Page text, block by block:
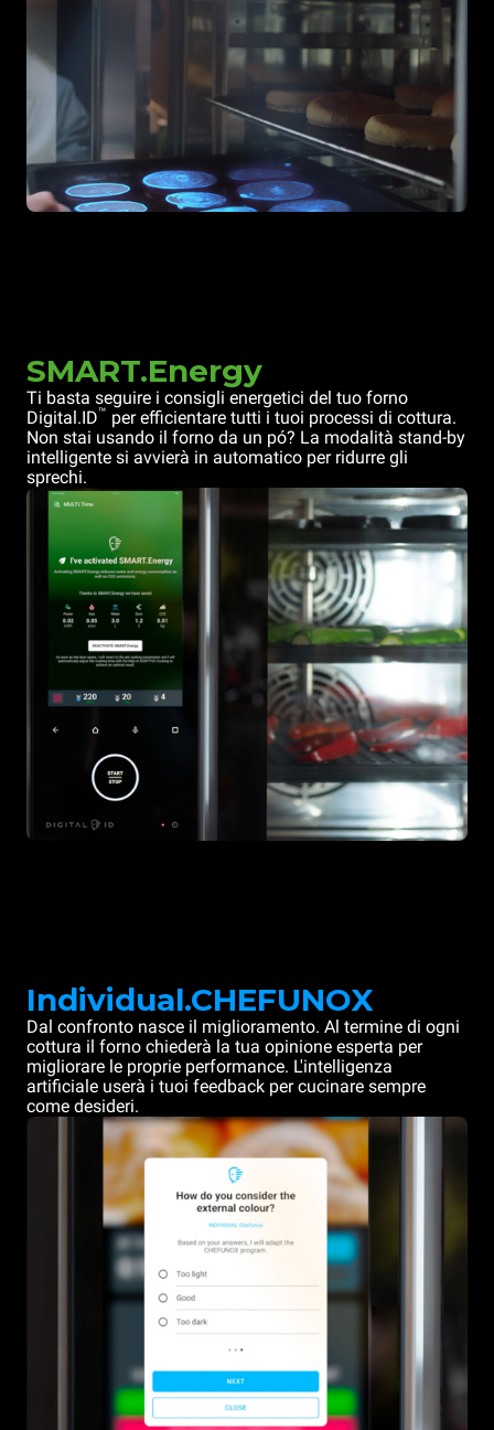
SMART.Energy
Ti basta seguire i consigli energetici del tuo forno
Digital.ID™ per efficientare tutti i tuoi processi di cottura.
Non stai usando il forno da un pó? La modalità stand-by
intelligente si avvierà in automatico per ridurre gli
sprechi.
Individual.CHEFUNOX
Dal confronto nasce il miglioramento. Al termine di ogni
cottura il forno chiederà la tua opinione esperta per
migliorare le proprie performance. L'intelligenza
artificiale userà i tuoi feedback per cucinare sempre
come desideri.